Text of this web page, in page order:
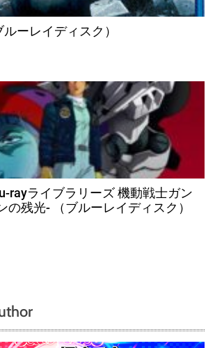
ーレイディスク）
rayライブラリーズ 機動戦士ガン
の残光- （ブルーレイディスク）